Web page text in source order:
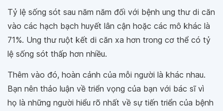
Tỷ lệ sống sót sau năm năm đối với bệnh ung thư di căn
vào các hạch bạch huyết lân cận hoặc các mô khác là
71%. Ung thư ruột kết di căn xa hơn trong cơ thể có tỷ
lệ sống sót thấp hơn nhiều.
Thêm vào đó, hoàn cảnh của mỗi người là khác nhau.
Bạn nên thảo luận về triển vọng của bạn với bác sĩ vì
họ là những người hiểu rõ nhất về sự tiến triển của bệnh